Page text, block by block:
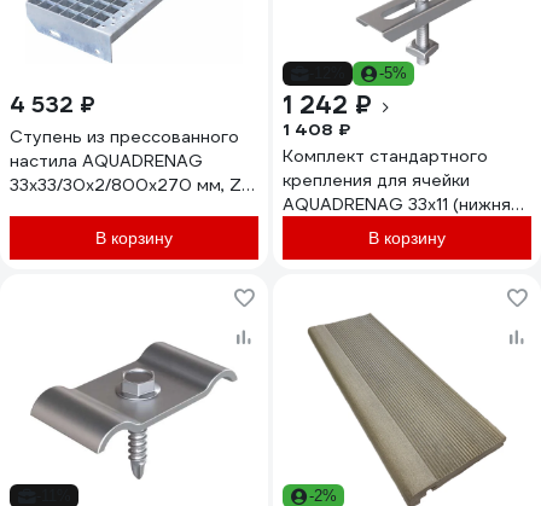
4 532 ₽
Ступень из прессованного
настила AQUADRENAG
33x33/30x2/800x270 мм, Zn
В корзину
-5%
1 242 ₽
1 408 ₽
Комплект стандартного
крепления для ячейки
AQUADRENAG 33x11 (нижняя
планка, винт М8x70 DIN
967,гайка М8) 8 шт 331188/8
В корзину
-2%